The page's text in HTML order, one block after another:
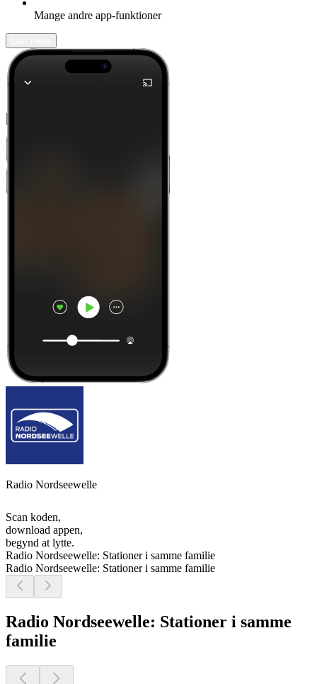
Mange andre app-funktioner
Radio Nordseewelle
Scan koden,
download appen,
begynd at lytte.
Radio Nordseewelle: Stationer i samme familie
Radio Nordseewelle: Stationer i samme familie
Radio Nordseewelle: Stationer i samme
familie